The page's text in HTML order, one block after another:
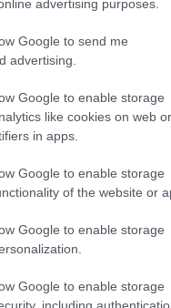
advertising purposes.
Google to send me
advertising.
Google to enable storage
like cookies on web or
in apps.
Google to enable storage
of the website or
Google to enable storage
Google to enable storage
INTERNET